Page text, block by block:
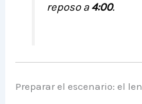
reposo a4:00.
Preparar el escenario: el